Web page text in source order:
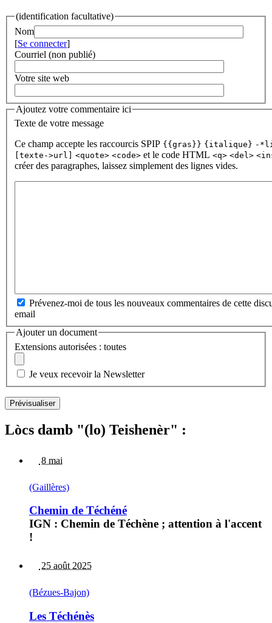
(identification facultative)
Nom
[Se connecter]
Courriel (non publié)
Votre site web
Ajoutez votre commentaire ici
Texte de votre message
Ce champ accepte les raccourcis SPIP {{gras}} {italique} -
[texte->url]
<quote> <code> et le code HTML <q> <del>
créer des paragraphes, laissez simplement des lignes vides.
Prévenez-moi de tous les nouveaux commentaires de cette
email
Ajouter un document
Extensions autorisées : toutes
Je veux recevoir la Newsletter
Lòcs damb "(lo) Teishenèr" :
8 mai
(Gaillères)
Chemin de Téchéné
IGN : Chemin de Téchène ; attention à l'accent
!
25 août 2025
(Bézues-Bajon)
Les Téchénès